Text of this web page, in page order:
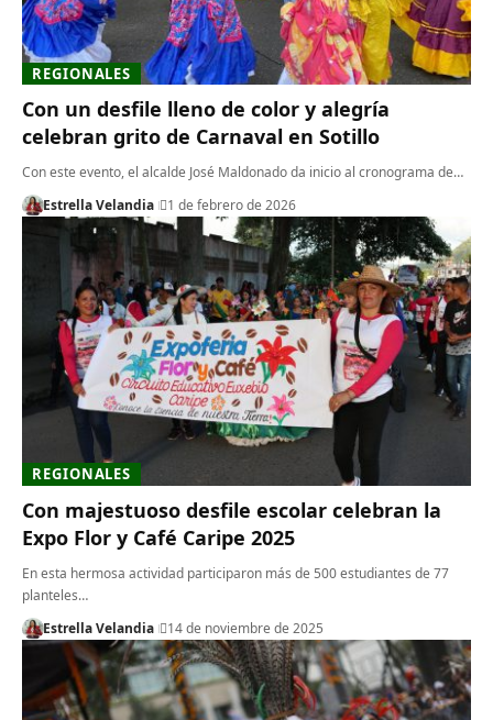
REGIONALES
Con un desfile lleno de color y alegría
celebran grito de Carnaval en Sotillo
Con este evento, el alcalde José Maldonado da inicio al cronograma de…
Estrella Velandia
1 de febrero de 2026
REGIONALES
Con majestuoso desfile escolar celebran la
Expo Flor y Café Caripe 2025
En esta hermosa actividad participaron más de 500 estudiantes de 77
planteles…
Estrella Velandia
14 de noviembre de 2025